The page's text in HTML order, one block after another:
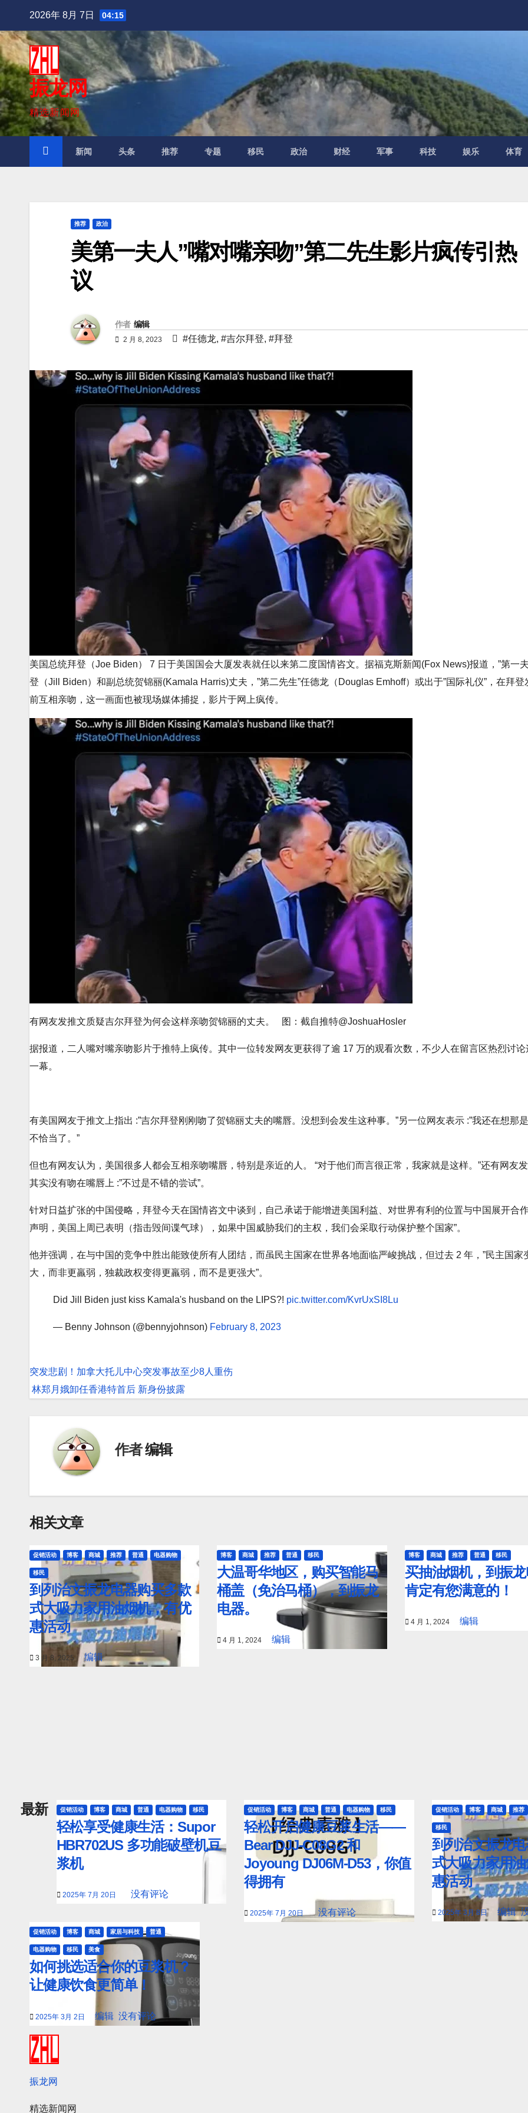
内
容
2026年 8月 7日 04:15
振龙网
精选新闻网
新闻 头条 推荐 专题 移民 政治 财经 军事 科技 娱乐 体育
推荐 政治
美第一夫人”嘴对嘴亲吻”第二先生影片疯传引热
议
作者 编辑
2 月 8, 2023 #任德龙, #吉尔拜登, #拜登
美国总统拜登（Joe Biden） 7 日于美国国会大厦发表就任以来第二度国情咨文。据福克斯新闻(Fox News)报道，”第一
登（Jill Biden）和副总统贺锦丽(Kamala Harris)丈夫，”第二先生”任德龙（Douglas Emhoff）或出于”国际礼仪”，在拜登
前互相亲吻，这一画面也被现场媒体捕捉，影片于网上疯传。
有网友发推文质疑吉尔拜登为何会这样亲吻贺锦丽的丈夫。 图：截自推特@JoshuaHosler
据报道，二人嘴对嘴亲吻影片于推特上疯传。其中一位转发网友更获得了逾 17 万的观看次数，不少人在留言区热烈讨
一幕。
有美国网友于推文上指出 :”吉尔拜登刚刚吻了贺锦丽丈夫的嘴唇。没想到会发生这种事。”另一位网友表示 :”我还在想那
不恰当了。”
但也有网友认为，美国很多人都会互相亲吻嘴唇，特别是亲近的人。 “对于他们而言很正常，我家就是这样。”还有网友
其实没有吻在嘴唇上 :”不过是不错的尝试”。
针对日益扩张的中国侵略，拜登今天在国情咨文中谈到，自己承诺于能增进美国利益、对世界有利的位置与中国展开合
声明，美国上周已表明（指击毁间谍气球），如果中国威胁我们的主权，我们会采取行动保护整个国家”。
他并强调，在与中国的竞争中胜出能致使所有人团结，而虽民主国家在世界各地面临严峻挑战，但过去 2 年，”民主国家
大，而非更羸弱，独裁政权变得更羸弱，而不是更强大”。
Did Jill Biden just kiss Kamala's husband on the LIPS?! pic.twitter.com/KvrUxSI8Lu
— Benny Johnson (@bennyjohnson) February 8, 2023
文
章
突发悲剧！加拿大托儿中心突发事故至少8人重伤
林郑月娥卸任香港特首后 新身份披露
作者编辑
相关文章
促销活动 博客 商城 推荐 普通 电器购物
移民
到列治文振龙电器购买多款
式大吸力家用油烟机，有优
惠活动
3 月 8, 2025 编辑
博客 商城 推荐 普通 移民
大温哥华地区，购买智能马
桶盖（免治马桶），到振龙
电器。
4 月 1, 2024 编辑
博客 商城 推荐 普通 移民
买抽油烟机，到振
肯定有您满意的！
4 月 1, 2024 编辑
最新 促销活动 博客 商城 普通 电器购物 移民
轻松享受健康生活：Supor
HBR702US 多功能破壁机豆
浆机
2025年 7月 20日 没有评论
促销活动 博客 商城 普通 电器购物 移民
轻松开启健康豆浆生活——
Bear DJJ‑C08G2 和
Joyoung DJ06M‑D53，你值
得拥有
2025年 7月 20日 没有评论
促销活动 博客 商城 推荐
移民
到列治文振龙
式大吸力家用
惠活动
2025年 3月 8日 编辑
促销活动 博客 商城 家居与科技 普通
电器购物 移民 美食
如何挑选适合你的豆浆机？
让健康饮食更简单！
2025年 3月 2日 编辑 没有评论
振龙网
精选新闻网